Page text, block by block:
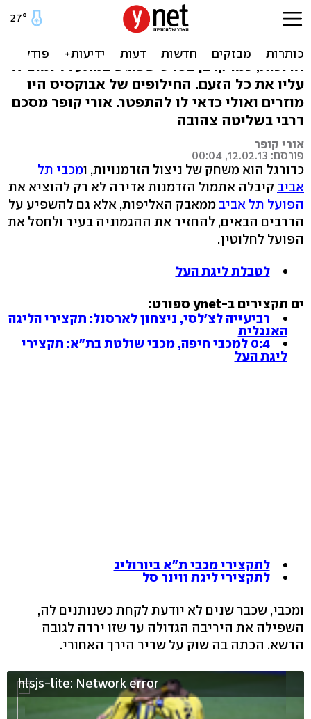
שוק על שריר הירך האחורי
מכבי ת"א פרקה מול הפועל תסכול של שנים
ארוכות, כמו קרבן בסרט שפוגש במתעלל ומוציא
עליו את כל הזעם. החילופים של אבוקסיס היו
מוזרים ואולי כדאי לו להתפטר. אורי קופר מסכם
דרבי בשליטה צהובה
אורי קופר
פורסם: 12.02.13, 00:04
כדורגל הוא משחק של ניצול הזדמנויות, ומכבי תל
אביב קיבלה אתמול הזדמנות אדירה לא רק להוציא את
הפועל תל אביב ממאבק האליפות, אלא גם להשפיע על
הדרבים הבאים, להחזיר את ההגמוניה בעיר ולחסל את
הפועל לחלוטין.
לטבלת ליגת העל
ים תקצירים ב-ynet ספורט:
רביעייה לצ'לסי, ניצחון לארסנל: תקצירי הליגה
האנגלית
0:4 למכבי חיפה, מכבי שולטת בת"א: תקצירי
ליגת העל
לתקצירי מכבי ת"א ביורוליג
לתקצירי ליגת ווינר סל
ומכבי, שכבר שנים לא יודעת לקחת כשנותנים לה,
השפילה את היריבה הגדולה עד שזו ירדה לגובה
הדשא. הכתה בה שוק על שריר הירך האחורי.
hlsjs-lite: Network error